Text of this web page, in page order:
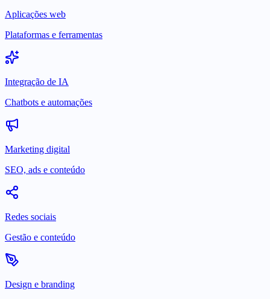
Aplicações web
Plataformas e ferramentas
Integração de IA
Chatbots e automações
Marketing digital
SEO, ads e conteúdo
Redes sociais
Gestão e conteúdo
Design e branding